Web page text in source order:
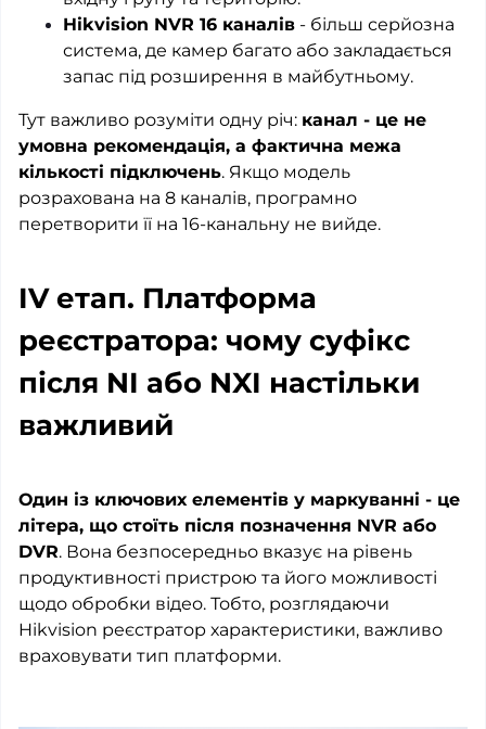
Hikvision NVR 16 каналів - більш серйозна
система, де камер багато або закладається
запас під розширення в майбутньому.
Тут важливо розуміти одну річ: канал - це не
умовна рекомендація, а фактична межа
кількості підключень. Якщо модель
розрахована на 8 каналів, програмно
перетворити її на 16-канальну не вийде.
IV етап. Платформа
реєстратора: чому суфікс
після NI або NXI настільки
важливий
Один із ключових елементів у маркуванні - це
літера, що стоїть після позначення NVR або
DVR. Вона безпосередньо вказує на рівень
продуктивності пристрою та його можливості
щодо обробки відео. Тобто, розглядаючи
Hikvision реєстратор характеристики, важливо
враховувати тип платформи.